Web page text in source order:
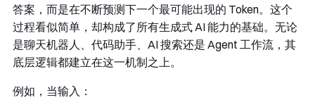
答案，而是在不断预测下一个最可能出现的 Token。这个
过程看似简单，却构成了所有生成式 AI 能力的基础。无论
是聊天机器人、代码助手、AI 搜索还是 Agent 工作流，其
底层逻辑都建立在这一机制之上。
例如，当输入：